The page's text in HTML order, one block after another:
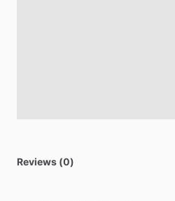
Reviews (0)